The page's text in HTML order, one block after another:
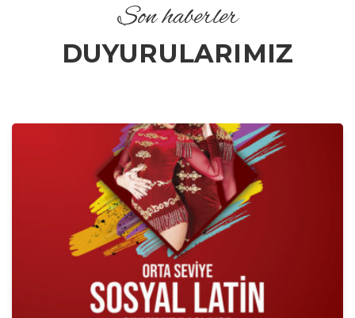
Son haberler
DUYURULARIMIZ